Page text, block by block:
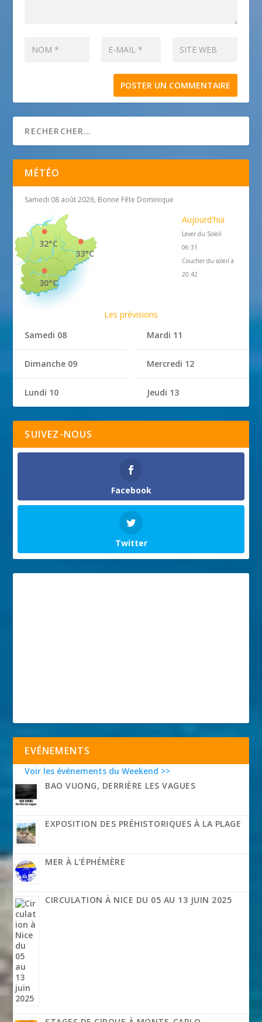
MÉTÉO
Samedi 08 août 2026, Bonne Fête Dominique
33°C
32°C
30°C
Aujourd'hui
Lever du Soleil
06:31
Coucher du soleil à
20:42
Les prévisions
Samedi 08
Dimanche 09
Lundi 10
Mardi 11
Mercredi 12
Jeudi 13
SUIVEZ-NOUS
Facebook
Twitter
EVÉNEMENTS
Voir les événements du Weekend >>
BAO VUONG, DERRIÈRE LES VAGUES
EXPOSITION DES PRÉHISTORIQUES À LA PLAGE
MER À L’ÉPHÉMÈRE
CIRCULATION À NICE DU 05 AU 13 JUIN 2025